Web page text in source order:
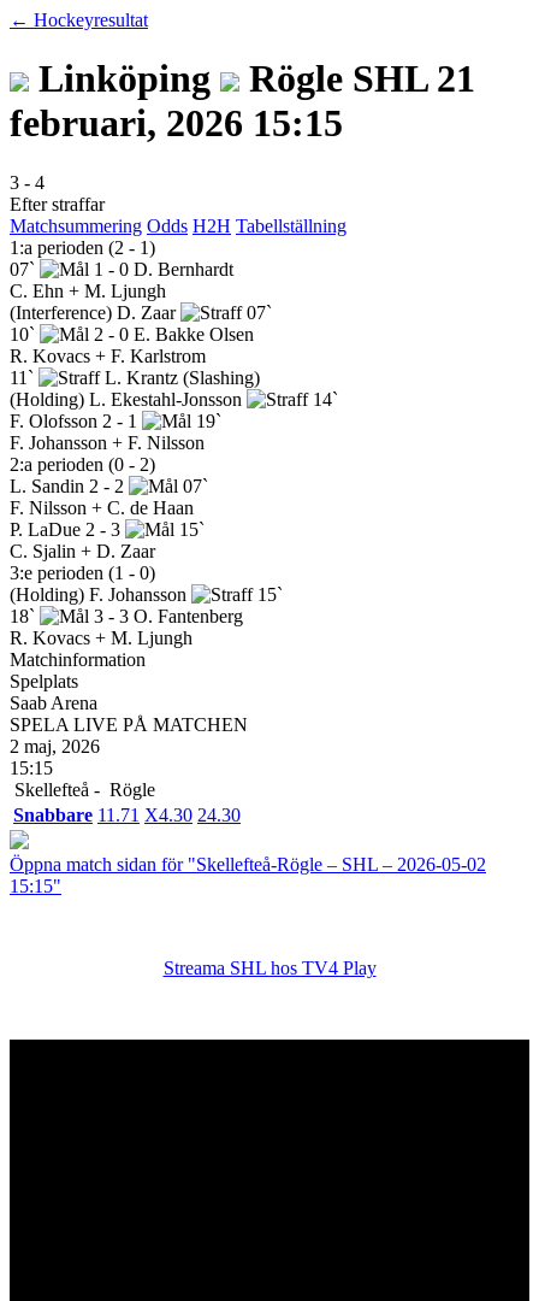
← Hockeyresultat
Linköping Rögle SHL 21
februari, 2026 15:15
3 - 4
Efter straffar
Matchsummering Odds H2H Tabellställning
1:a perioden (2 - 1)
07`
1 - 0 D. Bernhardt
C. Ehn + M. Ljungh
(Interference) D. Zaar
07`
10`
2 - 0 E. Bakke Olsen
R. Kovacs + F. Karlstrom
11`
L. Krantz (Slashing)
(Holding) L. Ekestahl-Jonsson
14`
F. Olofsson 2 - 1
19`
F. Johansson + F. Nilsson
2:a perioden (0 - 2)
L. Sandin 2 - 2
07`
F. Nilsson + C. de Haan
P. LaDue 2 - 3
15`
C. Sjalin + D. Zaar
3:e perioden (1 - 0)
(Holding) F. Johansson
15`
18`
3 - 3 O. Fantenberg
R. Kovacs + M. Ljungh
Matchinformation
Spelplats
Saab Arena
SPELA LIVE PÅ MATCHEN
2 maj, 2026
15:15
Skellefteå - Rögle
Snabbare 11.71 X4.30 24.30
Öppna match sidan för "Skellefteå-Rögle – SHL – 2026-05-02
15:15"
Streama SHL hos TV4 Play